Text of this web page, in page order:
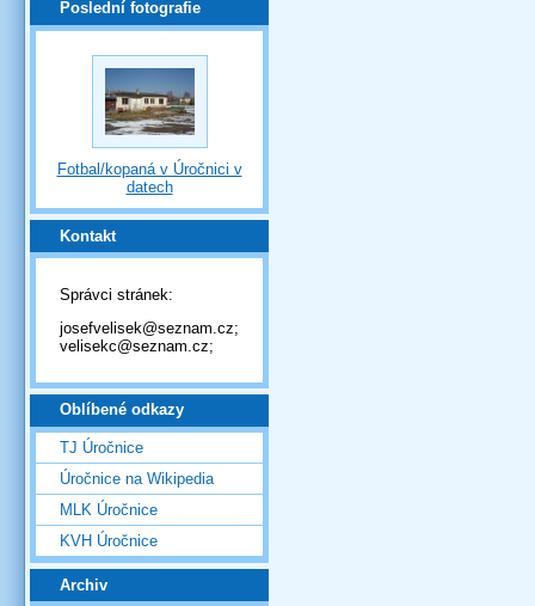
Poslední fotografie
Fotbal/kopaná v Úročnici v
datech
Kontakt
Správci stránek:
josefvelisek@seznam.cz;
velisekc@seznam.cz;
Oblíbené odkazy
TJ Úročnice
Úročnice na Wikipedia
MLK Úročnice
KVH Úročnice
Archiv